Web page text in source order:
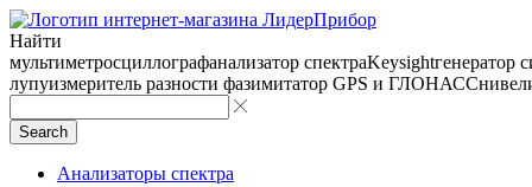
Найти
мультиметросциллографанализатор спектраKeysightгенератор
лупуизмеритель разности фазимитатор GPS и ГЛОНАСС
Search
Анализаторы спектра